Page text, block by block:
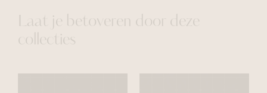
Laat je betoveren door deze
collecties